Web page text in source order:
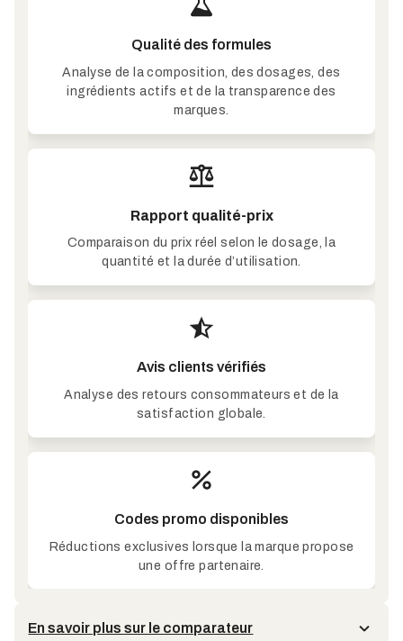
Qualité des formules
Analyse de la composition, des dosages, des
ingrédients actifs et de la transparence des
marques.
Rapport qualité-prix
Comparaison du prix réel selon le dosage, la
quantité et la durée d’utilisation.
Avis clients vérifiés
Analyse des retours consommateurs et de la
satisfaction globale.
Codes promo disponibles
Réductions exclusives lorsque la marque propose
une offre partenaire.
En savoir plus sur le comparateur